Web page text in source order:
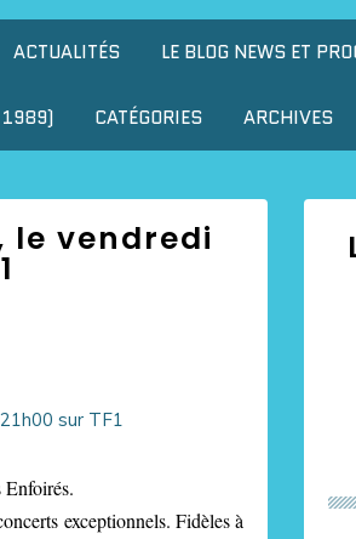
ACTUALITÉS LE BLOG NEWS ET
1989) CATÉGORIES ARCHIVES
le vendredi
exceptionnels. Fidèles à